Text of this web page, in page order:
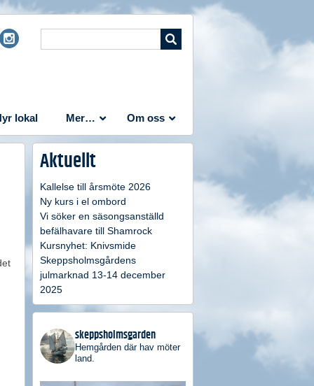
lokal Mer… Om oss
Aktuellt
Kallelse till årsmöte 2026
Ny kurs i el ombord
Vi söker en säsongsanställd
befälhavare till Shamrock
Kursnyhet: Knivsmide
Skeppsholmsgårdens
julmarknad 13-14 december
2025
skeppsholmsgarden
Hemgården där hav möter
land.